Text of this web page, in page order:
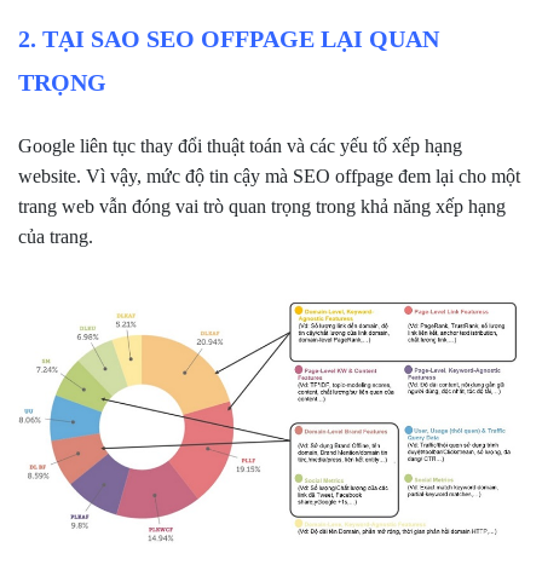
2. TẠI SAO SEO OFFPAGE LẠI QUAN
TRỌNG
Google liên tục thay đổi thuật toán và các yếu tố xếp hạng
website. Vì vậy, mức độ tin cậy mà SEO offpage đem lại cho một
trang web vẫn đóng vai trò quan trọng trong khả năng xếp hạng
của trang.